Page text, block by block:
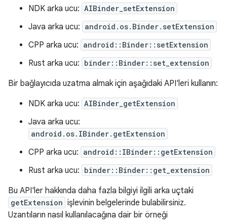
NDK arka ucu: AIBinder_setExtension
Java arka ucu: android.os.Binder.setExtension
CPP arka ucu: android::Binder::setExtension
Rust arka ucu: binder::Binder::set_extension
Bir bağlayıcıda uzatma almak için aşağıdaki API'leri kullanın:
NDK arka ucu: AIBinder_getExtension
Java arka ucu:
android.os.IBinder.getExtension
CPP arka ucu: android::IBinder::getExtension
Rust arka ucu: binder::Binder::get_extension
Bu API'ler hakkında daha fazla bilgiyi ilgili arka uçtaki
getExtension işlevinin belgelerinde bulabilirsiniz.
Uzantıların nasıl kullanılacağına dair bir örneği